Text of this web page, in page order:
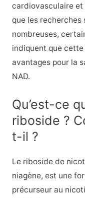
cardiovasculaire et
que les recherches
nombreuses,
indiquent que
avantages pour la
NAD.
Qu’est-ce
riboside ?
t-il ?
Le riboside de
niagène, est une
précurseur au